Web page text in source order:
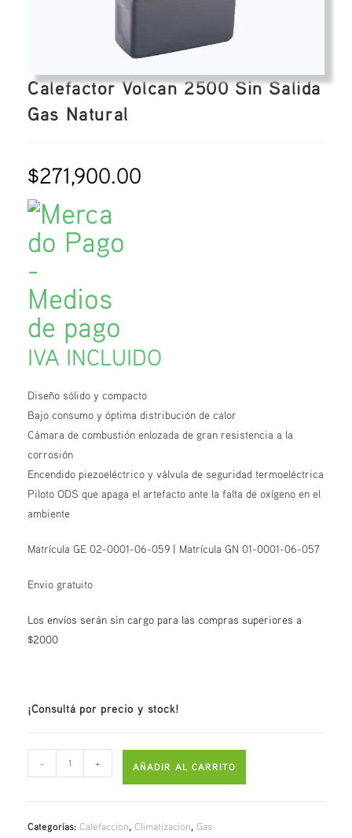
Calefactor Volcan 2500 Sin Salida
Gas Natural
$271,900.00
IVA INCLUIDO
Diseño sólido y compacto
Bajo consumo y óptima distribución de calor
Cámara de combustión enlozada de gran resistencia a la
corrosión
Encendido piezoeléctrico y válvula de seguridad termoeléctrica
Piloto ODS que apaga el artefacto ante la falta de oxígeno en el
ambiente
Matrícula GE 02-0001-06-059 | Matrícula GN 01-0001-06-057
Envio gratuito
Los envíos serán sin cargo para las compras superiores a
$2000
¡Consultá por precio y stock!
- + AÑADIR AL CARRITO
Categorías:Calefaccion,Climatizacion,Gas